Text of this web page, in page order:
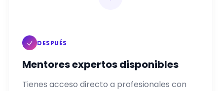
DESPUÉS
Mentores expertos disponibles
Tienes acceso directo a profesionales con